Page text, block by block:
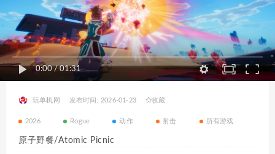
0:00/01:31
玩单机网 发布时间: 2026-01-23 收藏
2026 Rogue 动作 射击 所有游戏
原子野餐/Atomic Picnic